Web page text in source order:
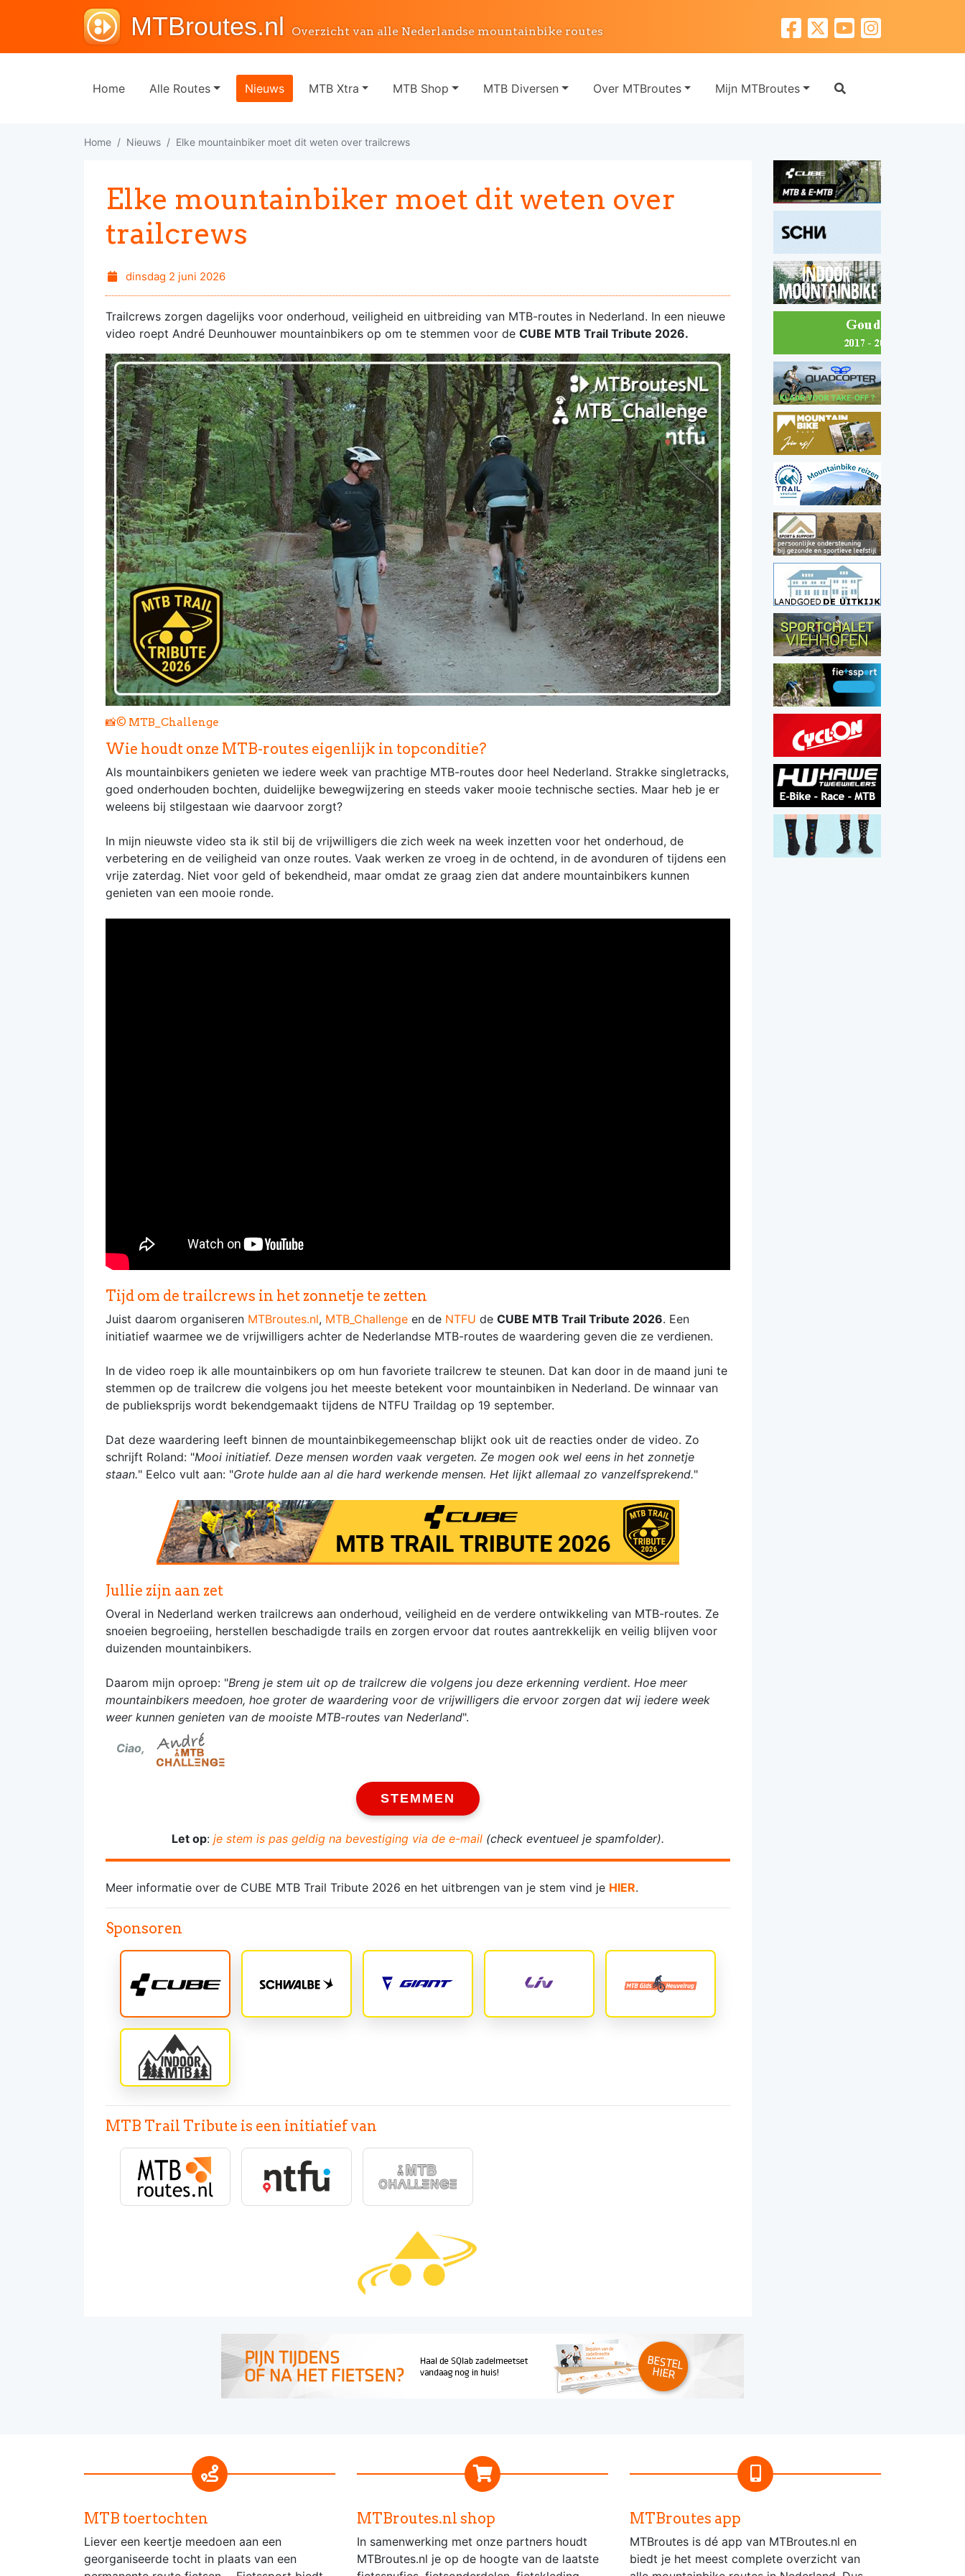
MTBroutes.nl Overzicht van alle Nederlandse mountainbike routes
Home Alle Routes Nieuws MTB Xtra MTB Shop MTB Diversen Over MTBroutes Mijn MTBroutes
Home Nieuws Elke mountainbiker moet dit weten over trailcrews
Elke mountainbiker moet dit weten over
trailcrews
dinsdag 2 juni 2026
Trailcrews zorgen dagelijks voor onderhoud, veiligheid en uitbreiding van MTB-routes in Nederland. In een nieuwe
video roept André Deunhouwer mountainbikers op om te stemmen voor de CUBE MTB Trail Tribute 2026.
📸© MTB_Challenge
Wie houdt onze MTB-routes eigenlijk in topconditie?
Als mountainbikers genieten we iedere week van prachtige MTB-routes door heel Nederland. Strakke singletracks,
goed onderhouden bochten, duidelijke bewegwijzering en steeds vaker mooie technische secties. Maar heb je er
weleens bij stilgestaan wie daarvoor zorgt?
In mijn nieuwste video sta ik stil bij de vrijwilligers die zich week na week inzetten voor het onderhoud, de
verbetering en de veiligheid van onze routes. Vaak werken ze vroeg in de ochtend, in de avonduren of tijdens een
vrije zaterdag. Niet voor geld of bekendheid, maar omdat ze graag zien dat andere mountainbikers kunnen
genieten van een mooie ronde.
Tijd om de trailcrews in het zonnetje te zetten
Juist daarom organiseren MTBroutes.nl, MTB_Challenge en de NTFU de CUBE MTB Trail Tribute 2026. Een
initiatief waarmee we de vrijwilligers achter de Nederlandse MTB-routes de waardering geven die ze verdienen.
In de video roep ik alle mountainbikers op om hun favoriete trailcrew te steunen. Dat kan door in de maand juni te
stemmen op de trailcrew die volgens jou het meeste betekent voor mountainbiken in Nederland. De winnaar van
de publieksprijs wordt bekendgemaakt tijdens de NTFU Traildag op 19 september.
Dat deze waardering leeft binnen de mountainbikegemeenschap blijkt ook uit de reacties onder de video. Zo
schrijft Roland: "Mooi initiatief. Deze mensen worden vaak vergeten. Ze mogen ook wel eens in het zonnetje
staan." Eelco vult aan: "Grote hulde aan al die hard werkende mensen. Het lijkt allemaal zo vanzelfsprekend."
Jullie zijn aan zet
Overal in Nederland werken trailcrews aan onderhoud, veiligheid en de verdere ontwikkeling van MTB-routes. Ze
snoeien begroeiing, herstellen beschadigde trails en zorgen ervoor dat routes aantrekkelijk en veilig blijven voor
duizenden mountainbikers.
Daarom mijn oproep: "Breng je stem uit op de trailcrew die volgens jou deze erkenning verdient. Hoe meer
mountainbikers meedoen, hoe groter de waardering voor de vrijwilligers die ervoor zorgen dat wij iedere week
weer kunnen genieten van de mooiste MTB-routes van Nederland".
Ciao,
STEMMEN
Let op: je stem is pas geldig na bevestiging via de e-mail (check eventueel je spamfolder).
Meer informatie over de CUBE MTB Trail Tribute 2026 en het uitbrengen van je stem vind je HIER.
Sponsoren
MTB Trail Tribute is een initiatief van
MTB toertochten
Liever een keertje meedoen aan een
georganiseerde tocht in plaats van een
MTBroutes.nl shop
In samenwerking met onze partners houdt
MTBroutes.nl je op de hoogte van de laatste
MTBroutes app
MTBroutes is dé app van MTBroutes.nl en
biedt je het meest complete overzicht van